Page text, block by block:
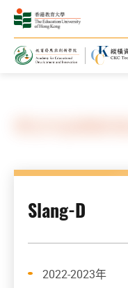
Slang-D
2022-2023年